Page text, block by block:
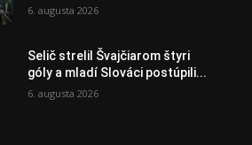
6. augusta 2026
Selič strelil Švajčiarom štyri
góly a mladí Slováci postúpili...
6. augusta 2026